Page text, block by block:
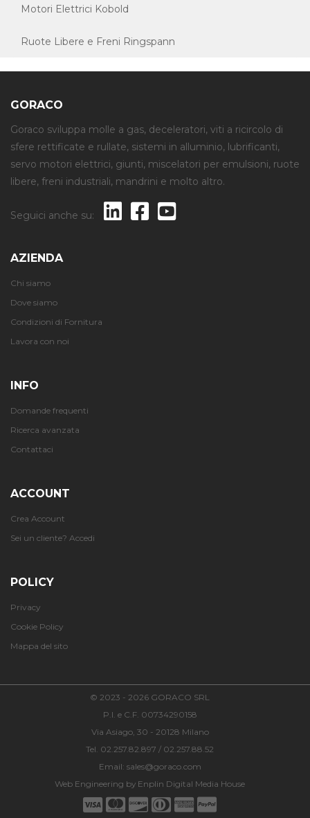
Motori Elettrici Kobold
Ruote Libere e Freni Ringspann
GORACO
Goraco sviluppa molle a gas, deceleratori, viti a ricircolo di
sfere rettificate e rullate, sistemi in alluminio, lubrificanti,
servo motori elettrici, giunti, miscelatori per emulsioni, ruote
libere, freni industriali, mandrini e molto altro.
Seguici anche su:
AZIENDA
Chi siamo
Dove siamo
Condizioni di Fornitura
Lavora con noi
INFO
Domande frequenti
Ricerca avanzata
Contattaci
ACCOUNT
Crea Account
Sei un cliente? Accedi
POLICY
Privacy
Cookie Policy
Mappa del sito
© 2023 - 2026 GORACO SRL
P.I. e C.F. 00734290158
Via Asiago, 30 - 20128 Milano
Tel. 02.257.82.897 / 02.257.88.52
Email: sales@goraco.com
Web Engineering by Enplin Digital Media House